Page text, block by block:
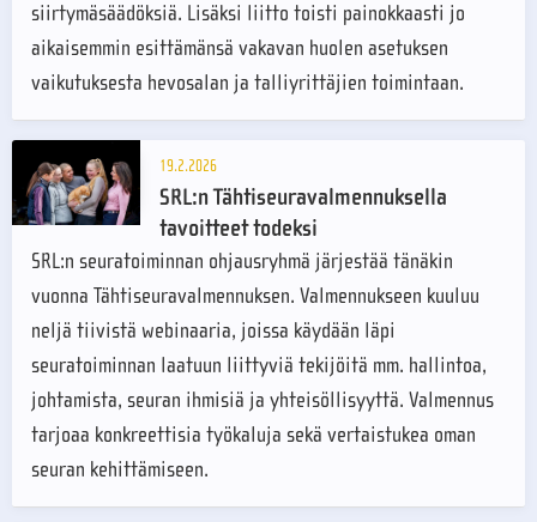
siirtymäsäädöksiä. Lisäksi liitto toisti painokkaasti jo
aikaisemmin esittämänsä vakavan huolen asetuksen
vaikutuksesta hevosalan ja talliyrittäjien toimintaan.
19.2.2026
SRL:n Tähtiseuravalmennuksella
tavoitteet todeksi
SRL:n seuratoiminnan ohjausryhmä järjestää tänäkin
vuonna Tähtiseuravalmennuksen. Valmennukseen kuuluu
neljä tiivistä webinaaria, joissa käydään läpi
seuratoiminnan laatuun liittyviä tekijöitä mm. hallintoa,
johtamista, seuran ihmisiä ja yhteisöllisyyttä. Valmennus
tarjoaa konkreettisia työkaluja sekä vertaistukea oman
seuran kehittämiseen.